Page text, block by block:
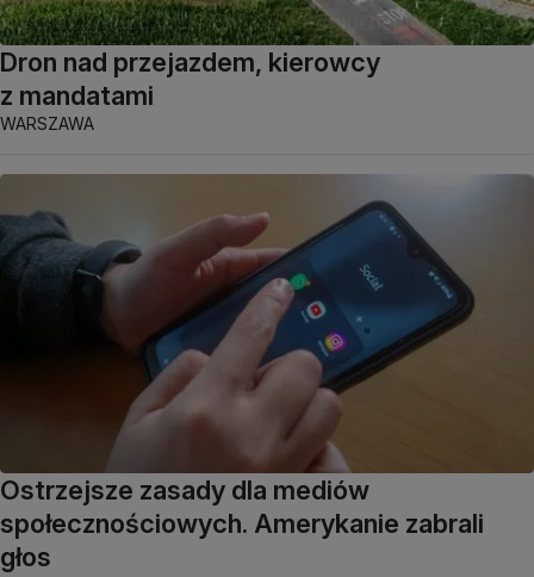
Dron nad przejazdem, kierowcy
z mandatami
WARSZAWA
Ostrzejsze zasady dla mediów
społecznościowych. Amerykanie zabrali
głos